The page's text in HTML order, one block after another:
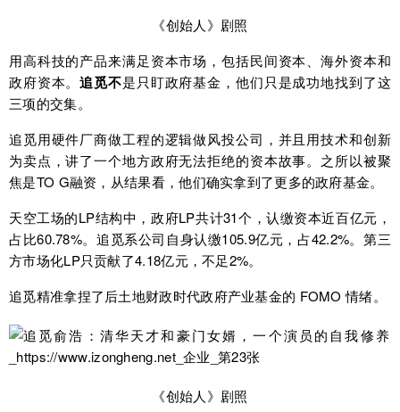
《创始人》剧照
用高科技的产品来满足资本市场，包括民间资本、海外资本和
政府资本。追觅不是只盯政府基金，他们只是成功地找到了这
三项的交集。
追觅用硬件厂商做工程的逻辑做风投公司，并且用技术和创新
为卖点，讲了一个地方政府无法拒绝的资本故事。之所以被聚
焦是TO G融资，从结果看，他们确实拿到了更多的政府基金。
天空工场的LP结构中，政府LP共计31个，认缴资本近百亿元，
占比60.78%。追觅系公司自身认缴105.9亿元，占42.2%。第三
方市场化LP只贡献了4.18亿元，不足2%。
追觅精准拿捏了后土地财政时代政府产业基金的 FOMO 情绪。
《创始人》剧照